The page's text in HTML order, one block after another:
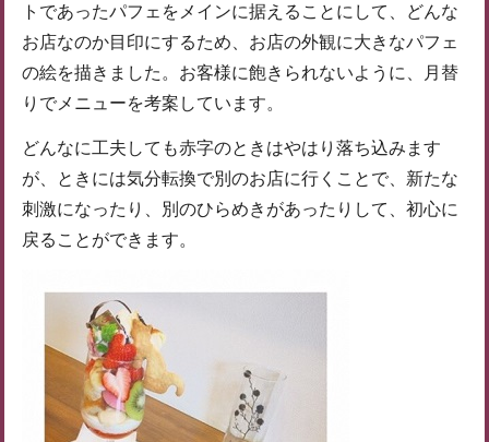
トであったパフェをメインに据えることにして、どんな
お店なのか目印にするため、お店の外観に大きなパフェ
の絵を描きました。お客様に飽きられないように、月替
りでメニューを考案しています。
どんなに工夫しても赤字のときはやはり落ち込みます
が、ときには気分転換で別のお店に行くことで、新たな
刺激になったり、別のひらめきがあったりして、初心に
戻ることができます。